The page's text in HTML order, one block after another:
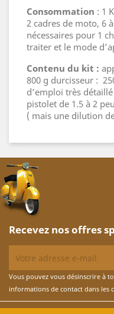
Consommation : 1
2 cadres de moto, 6
nécessaires pour 1
traiter et le mode
Contenu du kit :
800 g durcisseur :
d’emploi très
pistolet de 1.5 à 2
( mais une dilution
Recevez nos offres
Vous pouvez vous désinscrire à
informations de contact dans